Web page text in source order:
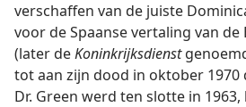
verschaffen van de juiste
voor de Spaanse vertaling van de
(later deKoninkrijksdienst
tot aan zijn dood in oktober 1970
Dr. Green werd ten slotte in